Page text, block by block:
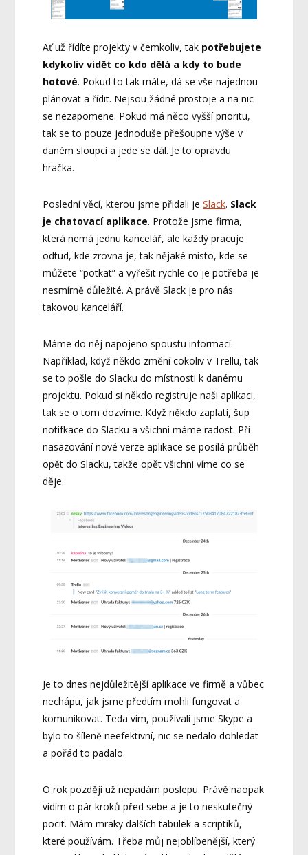
Ať už řídíte projekty v čemkoliv, tak potřebujete
kdykoliv vidět co kdo dělá a kdy to bude
hotové. Pokud to tak máte, dá se vše najednou
plánovat a řídit. Nejsou žádné prostoje a na nic
se nezapomene. Pokud má něco vyšší prioritu,
tak se to pouze jednoduše přešoupne výše v
daném sloupci a jede se dál. Je to opravdu
hračka.
Poslední věcí, kterou jsme přidali jeSlack. Slack
je chatovací aplikace. Protože jsme firma,
která nemá jednu kancelář, ale každý pracuje
odtud, kde zrovna je, tak nějaké místo, kde se
můžete “potkat” a vyřešit rychle co je potřeba je
nesmírně důležité. A právě Slack je pro nás
takovou kanceláří.
Máme do něj napojeno spoustu informací.
Například, když někdo změní cokoliv v Trellu, tak
se to pošle do Slacku do místnosti k danému
projektu. Pokud si někdo registruje naši aplikaci,
tak se o tom dozvíme. Když někdo zaplatí, šup
notifkace do Slacku a všichni máme radost. Při
nasazování nové verze aplikace se posílá průběh
opět do Slacku, takže opět všichni víme co se
děje.
Je to dnes nejdůležitější aplikace ve firmě a vůbec
nechápu, jak jsme předtím mohli fungovat a
komunikovat. Teda vím, používali jsme Skype a
bylo to šíleně neefektivní, nic se nedalo dohledat
a pořád to padalo.
O rok později už nepadám poslepu. Právě naopak
vidím o pár kroků před sebe a je to neskutečný
pocit. Mám mraky dalších tabulek a scriptíků,
které používám. Třeba můj nejoblíbenější, který